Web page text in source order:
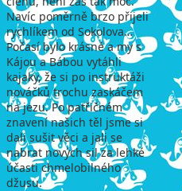
Navíc poměrně brzo přijeli
rychlíkem od Sokolova…
Počasí bylo krásné a my s
Kájou a Bábou vytáhli
kajaky, že si po instruktáži
nováčků trochu zaskáčem
na jezu. Po patřičném
znavení našich těl jsme si
dali sušit věci a jali se
nabrat nových sil za lehké
účasti chmelobilného
džusu.